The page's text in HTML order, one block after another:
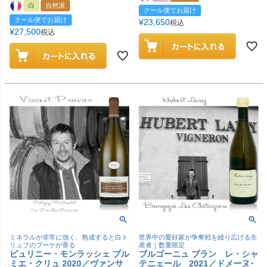
白
自然派
クール便でお届け
¥27,500税込
クール便でお届け
¥23,650税込
ミネラルが非常に強く、熟成すると白ト
リュフのブーケが香る
ピュリニー・モンラッシェ プル
ミエ・クリュ 2020／ヴァンサ
世界中の愛好家が争奪戦を繰り広げる生
産者｜数量限定
ブルゴーニュ ブラン レ・シャ
テニェール 2021／ドメーヌ･